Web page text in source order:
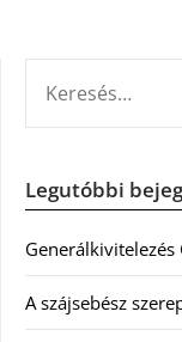
Legutóbbi
A szájsebész